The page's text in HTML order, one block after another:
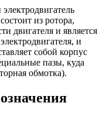
из ротора,
двигателя и является
и
собой корпус
пазы, куда
обмотка).